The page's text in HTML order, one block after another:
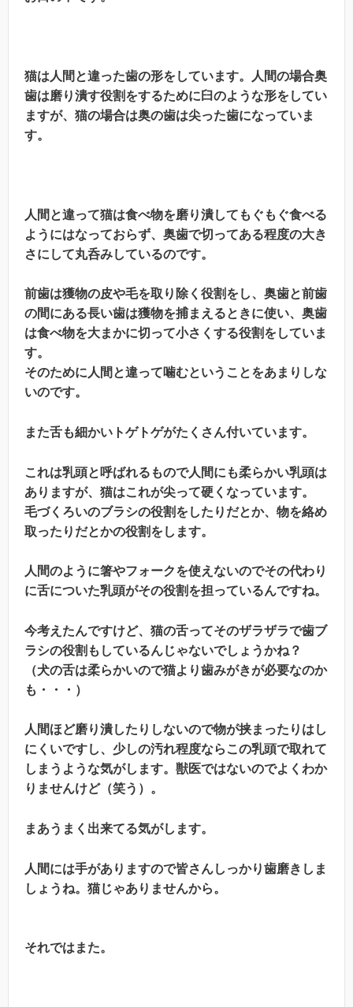
猫は人間と違った歯の形をしています。人間の場合奥
歯は磨り潰す役割をするために臼のような形をしてい
ますが、猫の場合は奥の歯は尖った歯になっていま
す。
人間と違って猫は食べ物を磨り潰してもぐもぐ食べる
ようにはなっておらず、奥歯で切ってある程度の大き
さにして丸呑みしているのです。
前歯は獲物の皮や毛を取り除く役割をし、奥歯と前歯
の間にある長い歯は獲物を捕まえるときに使い、奥歯
は食べ物を大まかに切って小さくする役割をしていま
す。
そのために人間と違って噛むということをあまりしな
いのです。
また舌も細かいトゲトゲがたくさん付いています。
これは乳頭と呼ばれるもので人間にも柔らかい乳頭は
ありますが、猫はこれが尖って硬くなっています。
毛づくろいのブラシの役割をしたりだとか、物を絡め
取ったりだとかの役割をします。
人間のように箸やフォークを使えないのでその代わり
に舌についた乳頭がその役割を担っているんですね。
今考えたんですけど、 猫の舌ってそのザラザラで歯ブ
ラシの役割もしているんじゃないでしょうかね？
（犬の舌は柔らかいので猫より歯みがきが必要なのか
も・・・）
人間ほど磨り潰したりしないので物が挟まったりはし
にくいですし、少しの汚れ程度ならこの乳頭で取れて
しまうような気がします。獣医ではないのでよくわか
りませんけど（笑う）。
まあうまく出来てる気がします。
人間には手がありますので皆さんしっかり歯磨きしま
しょうね。猫じゃありませんから。
それではまた。